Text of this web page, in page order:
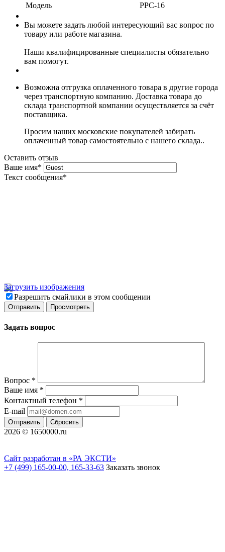
Модель
PPC-16
Вы можете задать любой интересующий вас вопрос по
товару или работе магазина.
Наши квалифицированные специалисты обязательно
вам помогут.
Возможна отгрузка оплаченного товара в другие города
через транспортную компанию. Доставка товара до
склада транспортной компании осуществляется за счёт
поставщика.
Просим наших московские покупателей забирать
оплаченный товар самостоятельно с нашего склада..
Оставить отзыв
Ваше имя*
Текст сообщения*
Загрузить изображения
Разрешить смайлики в этом сообщении
Задать вопрос
Вопрос *
Ваше имя *
Контактный телефон *
E-mail
Отправить Сбросить
2026 © 1650000.ru
Сайт разработан в «РА ЭКСТИ»
+7 (499) 165-00-00, 165-33-63 Заказать звонок